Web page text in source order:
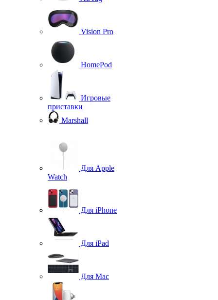
Vision Pro
HomePod
Игровые
приставки
Marshall
Для Apple
Watch
Для iPhone
Для iPad
Для Mac